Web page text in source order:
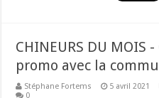
CHINEURS DU MOIS
promo avec la
Stéphane Fortems 5 avril 2021
0